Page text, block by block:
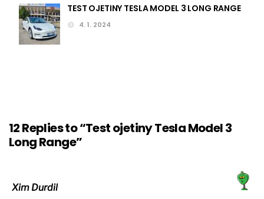
TEST OJETINY TESLA MODEL 3 LONG RANGE
4. 1. 2024
12 Replies to “Test ojetiny Tesla Model 3
Long Range”
Xim Durdil